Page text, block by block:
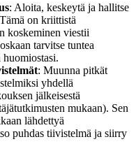
: Aloita, keskeytä ja hallitse
on kriittistä
koskeminen viestii
tarvitse tuntea
: Muunna pitkät
yhdellä
jälkeisestä
mukaan). Sen
lähdettyä
puhdas tiivistelmä ja siirry